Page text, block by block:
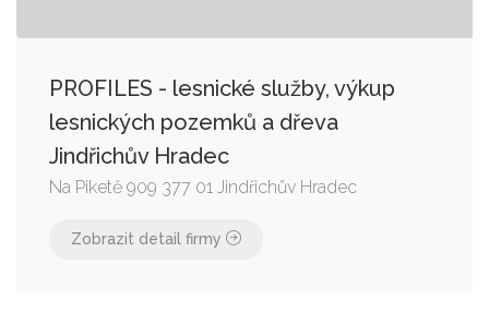
PROFILES - lesnické služby, výkup
lesnických pozemků a dřeva
Jindřichův Hradec
Na Piketě 909 377 01 Jindřichův Hradec
Zobrazit detail firmy